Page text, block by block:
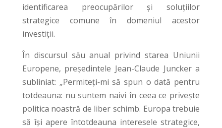
identificarea preocupărilor și soluțiilor
strategice comune în domeniul acestor
investiții.
În discursul său anual privind starea Uniunii
Europene, președintele Jean-Claude Juncker a
subliniat: „Permiteți-mi să spun o dată pentru
totdeauna: nu suntem naivi în ceea ce privește
politica noastră de liber schimb. Europa trebuie
să își apere întotdeauna interesele strategice,